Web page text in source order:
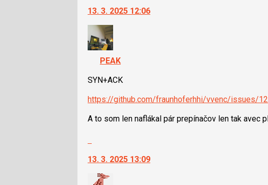
P
pro
předchozí
nový
názor
další
nový
názor.
K
navigaci
lze
použít
klávesy
pro
P
předchozí
13. 3. 2025 12:06
PEAK
SYN+ACK
https://github.com/fraunhoferhhi/vvenc/issues/
A to som len naflákal pár prepínačov len tak avec
další
nový
13. 3. 2025 13:09